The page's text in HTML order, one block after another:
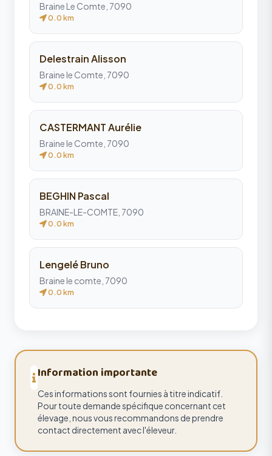
Braine Le Comte, 7090
0.0 km
Delestrain Alisson
Braine le Comte, 7090
0.0 km
CASTERMANT Aurélie
Braine le Comte, 7090
0.0 km
BEGHIN Pascal
BRAINE-LE-COMTE, 7090
0.0 km
Lengelé Bruno
Braine le comte, 7090
0.0 km
Information importante
Ces informations sont fournies à titre indicatif.
Pour toute demande spécifique concernant cet
élevage, nous vous recommandons de prendre
contact directement avec l'éleveur.